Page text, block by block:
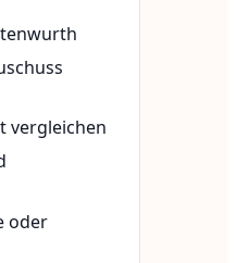
vergleichen
oder